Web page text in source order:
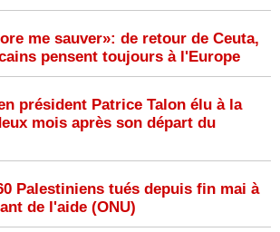
me sauver»: de retour de Ceuta,
pensent toujours à l'Europe
président Patrice Talon élu à la
mois après son départ du
Palestiniens tués depuis fin mai à
de l'aide (ONU)